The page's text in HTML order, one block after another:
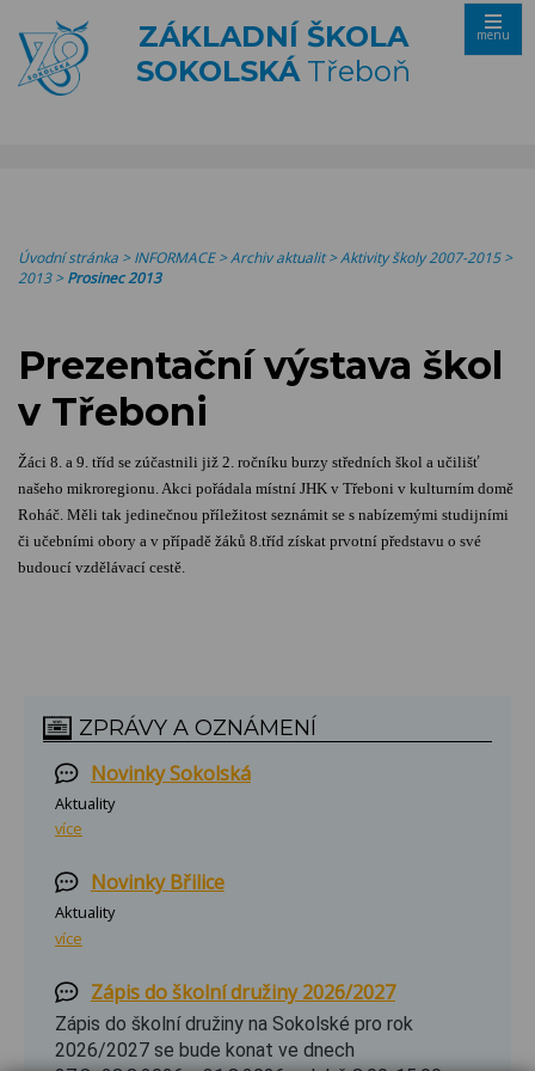
ZÁKLADNÍ ŠKOLA
SOKOLSKÁTřeboň
menu
Úvodní stránka >INFORMACE>Archiv aktualit>Aktivity školy 2007-2015>
2013>Prosinec 2013
Prezentační výstava škol
v Třeboni
Žáci 8. a 9. tříd se zúčastnili již 2. ročníku burzy středních škol a učilišť
našeho mikroregionu. Akci pořádala místní JHK v Třeboni v kulturním domě
Roháč. Měli tak jedinečnou příležitost seznámit se s nabízemými studijními
či učebními obory a v případě žáků 8.tříd získat prvotní představu o své
budoucí vzdělávací cestě.
ZPRÁVY A OZNÁMENÍ
Novinky Sokolská
Aktuality
více
Novinky Břilice
Aktuality
více
Zápis do školní družiny 2026/2027
Zápis do školní družiny na Sokolské pro rok
2026/2027 se bude konat ve dnech